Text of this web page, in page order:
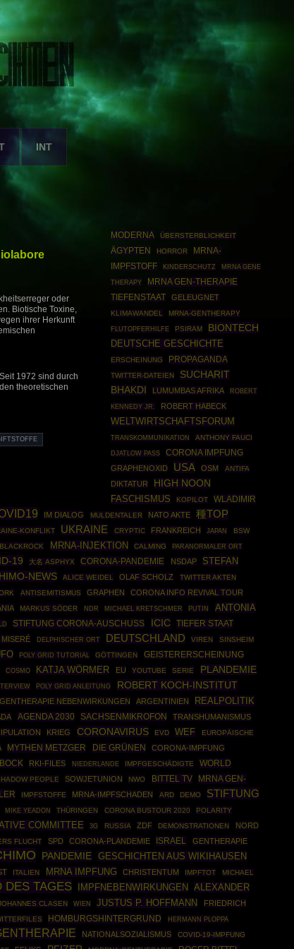
INT
oder
Biotische Toxine,
ihrer Herkunft
1972 sind durch
theoretischen
MODERNA ÜBERSTERBLICHKEIT
ÄGYPTEN HORROR
MRNA-
IMPFSTOFF
KINDERSCHUTZ
MRNA GENE
THERAPY
MRNA GEN-THERAPIE
TIEFENSTAAT GELEUGNET
KLIMAWANDEL MRNA-GENTHERAPY
FLUTOPFERHILFE PSIRAM BIONTECH
DEUTSCHE GESCHICHTE
ERSCHEINUNG PROPAGANDA
TWITTER-DATEIEN
SUCHARIT
BHAKDI
LUMUMBAS AFRIKA
ROBERT
KENNEDY JR.
ROBERT HABECK
WELTWIRTSCHAFTSFORUM
TRANSKOMMUNIKATION ANTHONY FAUCI
DJATLOW PASS
CORONA IMPFUNG
GRAPHENOXID
USA OSM ANTIFA
DIKTATUR HIGH NOON
FASCHISMUS KOPILOT
WLADIMIR
IM DIALOG MULDENTALER NATO AKTE 種TOP
KONFLIKT UKRAINE CRYPTIC FRANKREICH JAPAN
BSW
BLACKROCK MRNA-INJEKTION CALMING PARANORMALER ORT
19 大名 ASPHYX CORONA-PANDEMIE NSDAP
STEFAN
NEWS ALICE WEIDEL OLAF SCHOLZ
TWITTER AKTEN
ANTISEMITISMUS GRAPHEN CORONA INFO REVIVAL TOUR
MARKUS SÖDER NDR MICHAEL KRETSCHMER PUTIN
ANTONIA
STIFTUNG CORONA-AUSCHUSS ICIC TIEFER STAAT
DELPHISCHER ORT DEUTSCHLAND VIREN SINSHEIM
POLY GRID TUTORIAL GÖTTINGEN GEISTERERSCHEINUNG
COSMO KATJA WÖRMER EU YOUTUBE SERIE PLANDEMIE
POLY GRID ANLEITUNG ROBERT KOCH-INSTITUT
NEBENWIRKUNGEN ARGENTINIEN REALPOLITIK
AGENDA 2030 SACHSENMIKROFON TRANSHUMANISMUS
KRIEG CORONAVIRUS EVD WEF
EUROPÄISCHE
MYTHEN METZGER DIE GRÜNEN
CORONA-IMPFUNG
RKI-FILES NIEDERLANDE IMPFGESCHÄDIGTE
WORLD
PEOPLE SOWJETUNION NWO BITTEL TV
MRNA GEN-
IMPFSTOFFE MRNA-IMPFSCHADEN ARD DEMO
STIFTUNG
MIKE YEADON THÜRINGEN CORONA BUSTOUR 2020
POLARITY
COMMITTEE 3G RUSSIA ZDF DEMONSTRATIONEN
NORD
FLUCHT SPD CORONA-PLANDEMIE ISRAEL GENTHERAPIE
PANDEMIE GESCHICHTEN AUS WIKIHAUSEN
ITALIEN MRNA IMPFUNG CHRISTENTUM IMPFTOT
MICHAEL
DES TAGES IMPFNEBENWIRKUNGEN
ALEXANDER
CLASEN WIEN JUSTUS P. HOFFMANN
FRIEDRICH
HOMBURGSHINTERGRUND HERMANN PLOPPA
NATIONALSOZIALISMUS
COVID-19-IMPFUNG